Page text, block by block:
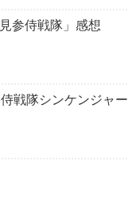
参侍戦隊」感想
戦隊シンケンジャー